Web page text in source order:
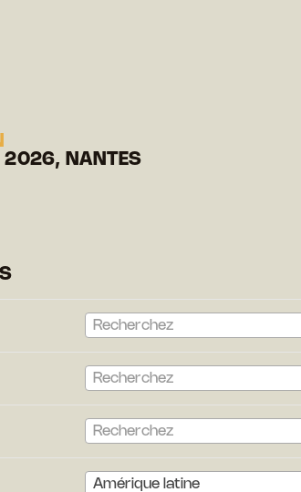
NANTES
Recherchez
Recherchez
Recherchez
Amérique latine